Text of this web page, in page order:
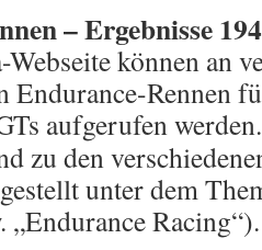
– Ergebnisse
können an
Endurance-Rennen
aufgerufen
zu den
unter dem
„Endurance Racing“).